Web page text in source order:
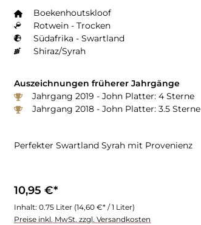
Boekenhoutskloof
Rotwein - Trocken
Südafrika - Swartland
Shiraz/Syrah
Auszeichnungen früherer Jahrgänge
Jahrgang 2019 - John Platter: 4 Sterne
Jahrgang 2018 - John Platter: 3.5 Sterne
Perfekter Swartland Syrah mit Provenienz
10,95 €*
Inhalt: 0.75 Liter (14,60 €* / 1 Liter)
Preise inkl. MwSt. zzgl. Versandkosten